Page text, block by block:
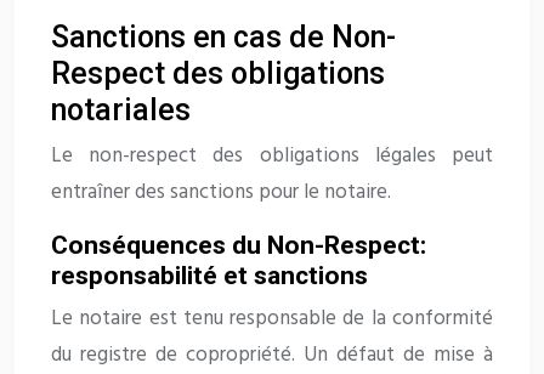
Sanctions en cas de Non-
Respect des obligations
notariales
Le non-respect des obligations légales peut
entraîner des sanctions pour le notaire.
Conséquences du Non-Respect:
responsabilité et sanctions
Le notaire est tenu responsable de la conformité
du registre de copropriété. Un défaut de mise à